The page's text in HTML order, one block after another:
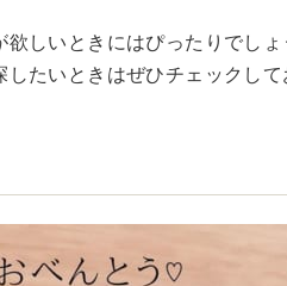
しいときにはぴったりでしょ
たいときはぜひチェックして